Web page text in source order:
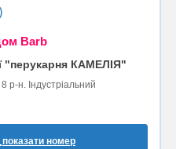
Barb
"перукарня КАМЕЛІЯ"
р-н. Індустріальний
показати номер